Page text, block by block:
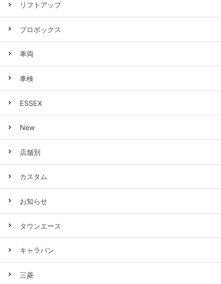
リフトアップ
プロボックス
車両
車検
ESSEX
New
店舗別
カスタム
お知らせ
タウンエース
キャラバン
三菱